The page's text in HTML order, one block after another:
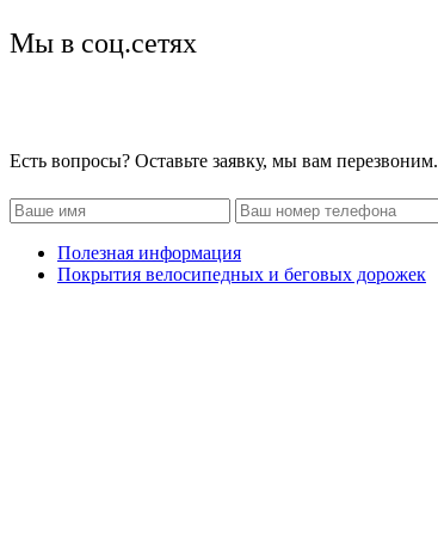
Мы в соц.сетях
Есть вопросы? Оставьте заявку, мы вам перезвоним.
Полезная информация
Покрытия велосипедных и беговых дорожек